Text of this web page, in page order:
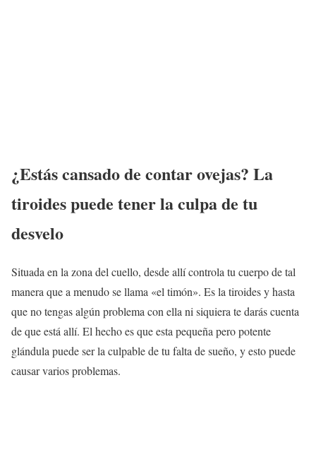
¿Estás cansado de contar ovejas? La
tiroides puede tener la culpa de tu
desvelo
Situada en la zona del cuello, desde allí controla tu cuerpo de tal
manera que a menudo se llama «el timón». Es la tiroides y hasta
que no tengas algún problema con ella ni siquiera te darás cuenta
de que está allí. El hecho es que esta pequeña pero potente
glándula puede ser la culpable de tu falta de sueño, y esto puede
causar varios problemas.